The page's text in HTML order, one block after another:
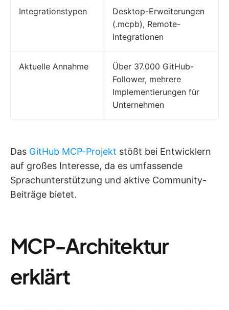
Integrationstypen
Desktop-Erweiterungen
(.mcpb), Remote-
Integrationen
Aktuelle Annahme
Über 37.000 GitHub-
Follower, mehrere
Implementierungen für
Unternehmen
Das GitHub MCP-Projekt stößt bei Entwicklern
auf großes Interesse, da es umfassende
Sprachunterstützung und aktive Community-
Beiträge bietet.
MCP-Architektur
erklärt